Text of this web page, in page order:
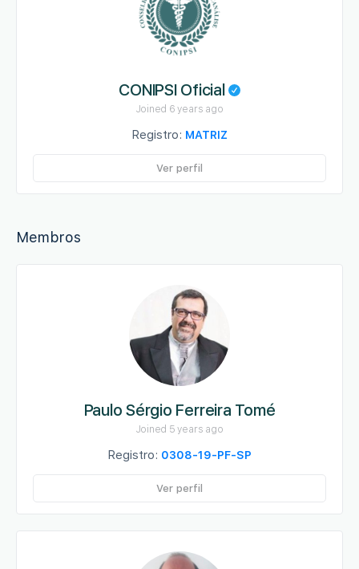
CONIPSI Oficial
Joined 6 years ago
Registro: MATRIZ
Ver perfil
Membros
Paulo Sérgio Ferreira Tomé
Joined 5 years ago
Registro: 0308-19-PF-SP
Ver perfil